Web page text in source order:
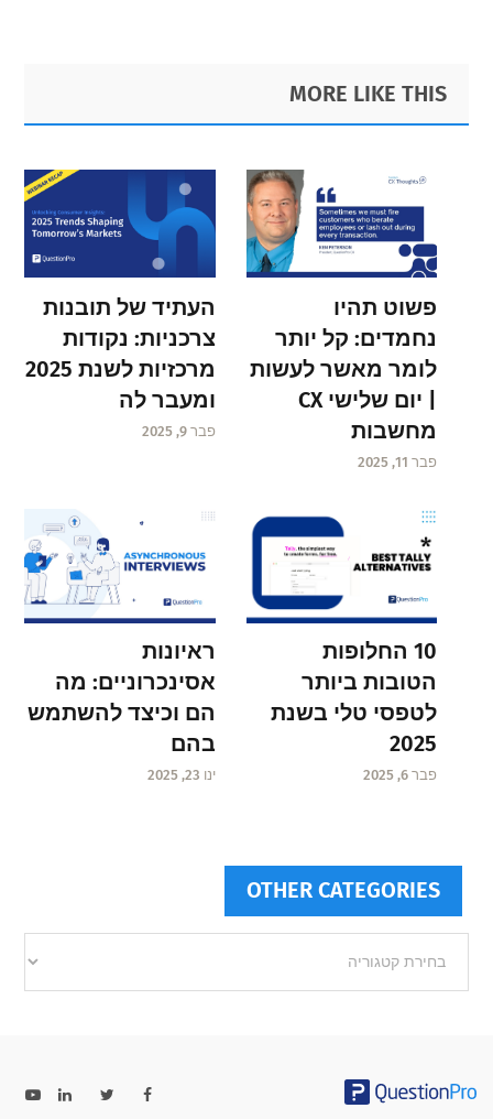
Primary
Sidebar
Footer
MORE LIKE THIS
פשוט תהיו
נחמדים: קל יותר
לומר מאשר לעשות
| יום שלישי CX
מחשבות
פבר 11, 2025
העתיד של תובנות
צרכניות: נקודות
מרכזיות לשנת 2025
ומעבר לה
פבר 9, 2025
10 החלופות
הטובות ביותר
לטפסי טלי בשנת
2025
פבר 6, 2025
ראיונות
אסינכרוניים: מה
הם וכיצד להשתמש
בהם
ינו 23, 2025
OTHER CATEGORIES
categories